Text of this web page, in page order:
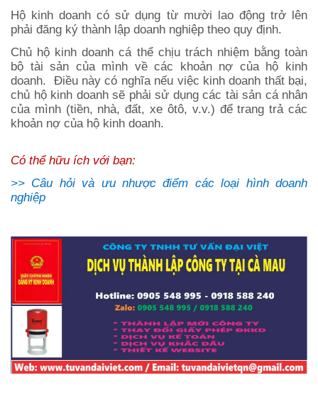
Hộ kinh doanh có sử dụng từ mười lao động trở lên
phải đăng ký thành lập doanh nghiệp theo quy định.
Chủ hộ kinh doanh cá thể chịu trách nhiệm bằng toàn
bộ tài sản của mình về các khoản nợ của hộ kinh
doanh. Điều này có nghĩa nếu việc kinh doanh thất bại,
chủ hộ kinh doanh sẽ phải sử dụng các tài sản cá nhân
của mình (tiền, nhà, đất, xe ôtô, v.v.) để trang trả các
khoản nợ của hộ kinh doanh.
Có thể hữu ích với bạn:
>> Câu hỏi và ưu nhược điểm các loại hình doanh
nghiệp